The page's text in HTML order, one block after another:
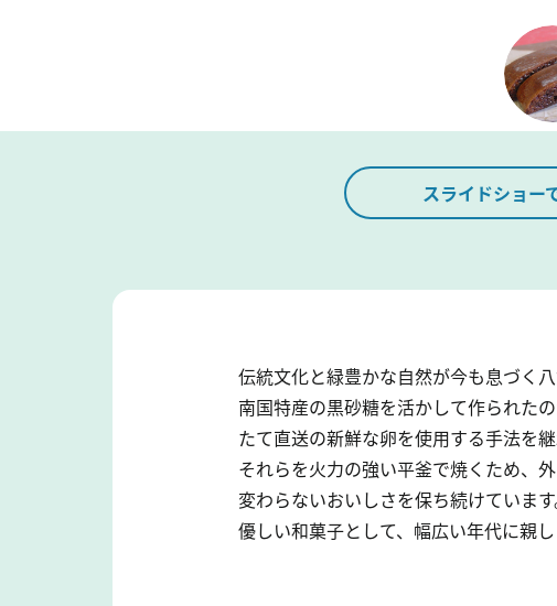
スライドショー
伝統文化と緑豊かな自然が今も息づく
南国特産の黒砂糖を活かして作られた
たて直送の新鮮な卵を使用する手法を
それらを火力の強い平釜で焼くため、
変わらないおいしさを保ち続けていま
優しい和菓子として、幅広い年代に親し